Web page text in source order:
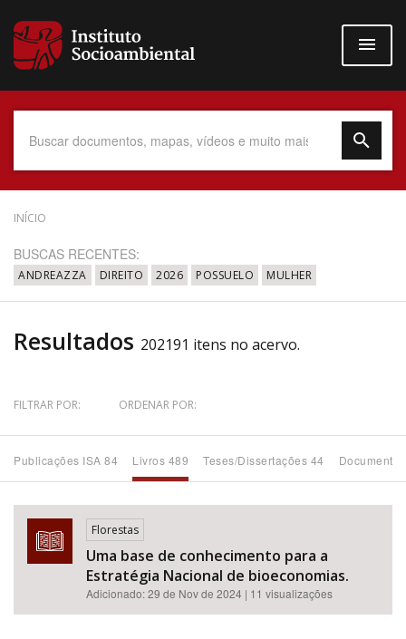
para
conteúdo
Data do Documento
Até
Povo Indígena
Subtema
Área de Levantamento
INÍCIO
BUSCAS RECENTES:
ANDREAZZA DIREITO 2026 POSSUELO MULHER
Resultados 202191 itens no acervo.
FILTRAR POR: ORDENAR POR:
Publicações ISA 84 Livros 489 Teses/Dissertações 44
Florestas
Uma base de conhecimento para a
Estratégia Nacional de bioeconomias.
Adicionado:29 de Nov de 2024 | 11 visualizações